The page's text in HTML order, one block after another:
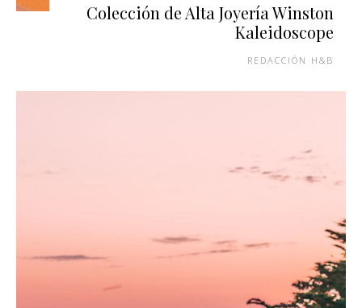
Colección de Alta Joyería Winston
Kaleidoscope
REDACCIÓN H&B